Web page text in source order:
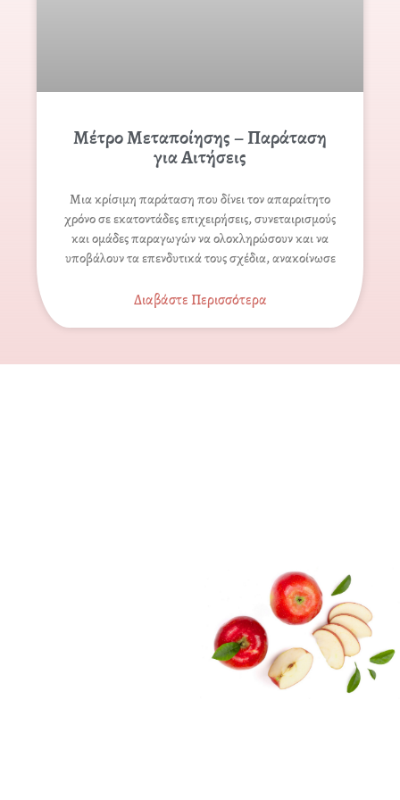
Μέτρο Μεταποίησης – Παράταση
για Αιτήσεις
Μια κρίσιμη παράταση που δίνει τον απαραίτητο
χρόνο σε εκατοντάδες επιχειρήσεις, συνεταιρισμούς
και ομάδες παραγωγών να ολοκληρώσουν και να
υποβάλουν τα επενδυτικά τους σχέδια, ανακοίνωσε
Διαβάστε Περισσότερα